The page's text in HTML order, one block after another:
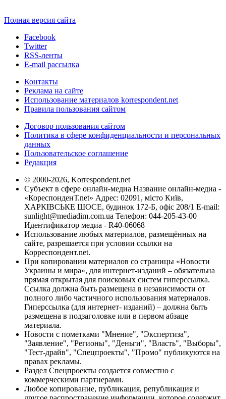
Полная версия сайта
Facebook
Twitter
RSS-ленты
E-mail рассылка
Контакты
Реклама на сайте
Использование материалов korrespondent.net
Правила пользования сайтом
Договор пользования сайтом
Политика в сфере конфиденциальности и персональных
данных
Пользовательское соглашение
Редакция
© 2000-2026, Korrespondent.net
Субъект в сфере онлайн-медиа Название онлайн-медиа -
«КореспонденТ.net» Адрес: 02091, місто Київ,
ХАРКІВСЬКЕ ШОСЕ, будинок 172-Б, офіс 208/1 E-mail:
sunlight@mediadim.com.ua Телефон: 044-205-43-00
Идентификатор медиа - R40-06068
Использование любых материалов, размещённых на
сайте, разрешается при условии ссылки на
Корреспондент.net.
При копировании материалов со страницы «Новости
Украины и мира», для интернет-изданий – обязательна
прямая открытая для поисковых систем гиперссылка.
Ссылка должна быть размещена в независимости от
полного либо частичного использования материалов.
Гиперссылка (для интернет- изданий) – должна быть
размещена в подзаголовке или в первом абзаце
материала.
Новости с пометками "Мнение", "Экспертиза",
"Заявление", "Регионы", "Деньги", "Власть", "Выборы",
"Тест-драйв", "Спецпроекты", "Промо" публикуются на
правах рекламы.
Раздел Спецпроекты создается совместно с
коммерческими партнерами.
Любое копирование, публикация, републикация и